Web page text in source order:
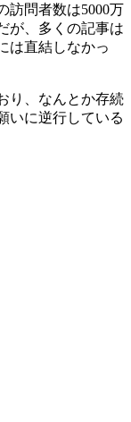
訪問者数は5000万
が、多くの記事は
は直結しなかっ
り、なんとか存続
いに逆行している